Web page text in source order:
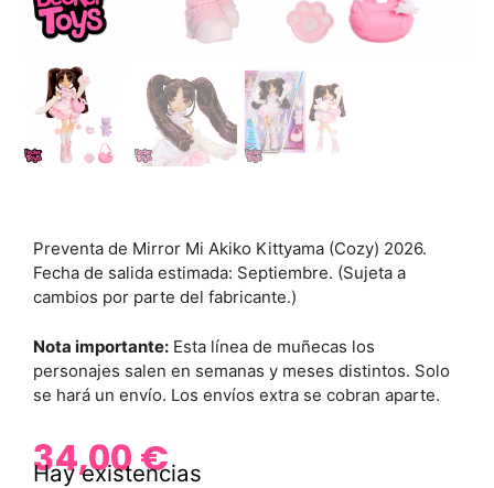
Preventa de Mirror Mi Akiko Kittyama (Cozy) 2026.
Fecha de salida estimada: Septiembre. (Sujeta a
cambios por parte del fabricante.)
Nota importante: Esta línea de muñecas los
personajes salen en semanas y meses distintos. Solo
se hará un envío. Los envíos extra se cobran aparte.
34,00€
Hay existencias